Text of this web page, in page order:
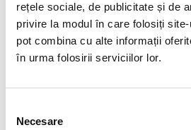
rețele sociale, de publicitate și de
privire la modul în care folosiți
pot combina cu alte informații
în urma folosirii serviciilor lor.
consimțământului
Necesare